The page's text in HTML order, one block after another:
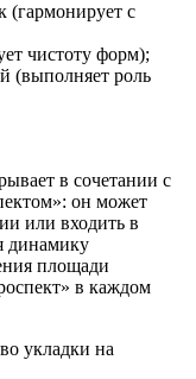
(гармонирует с
чистоту форм);
(выполняет роль
в сочетании с
он может
или входить в
динамику
площади
в каждом
укладки на